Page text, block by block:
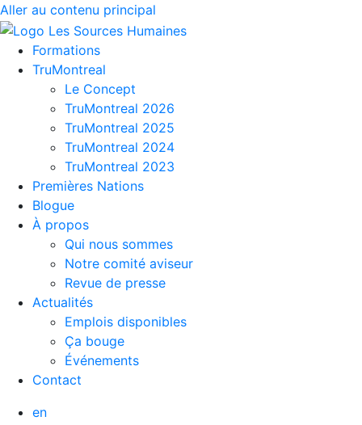
Aller au contenu principal
Formations
TruMontreal
Le Concept
TruMontreal 2026
TruMontreal 2025
TruMontreal 2024
TruMontreal 2023
Premières Nations
Blogue
À propos
Qui nous sommes
Notre comité aviseur
Revue de presse
Actualités
Emplois disponibles
Ça bouge
Événements
Contact
en